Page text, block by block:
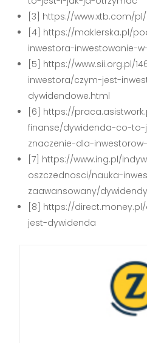
[3] https://www.xtb.com/
[4] https://maklerska.pl/
inwestora-inwestowanie-
[5] https://www.sii.org.pl/
inwestora/czym-jest-
dywidendowe.html
[6] https://
finanse/dywidenda-co-
znaczenie-dla-
[7] https://www.ing.pl/
oszczednosci/nauka-
zaawansowany/dywidendy
[8] https://
jest-dywidenda